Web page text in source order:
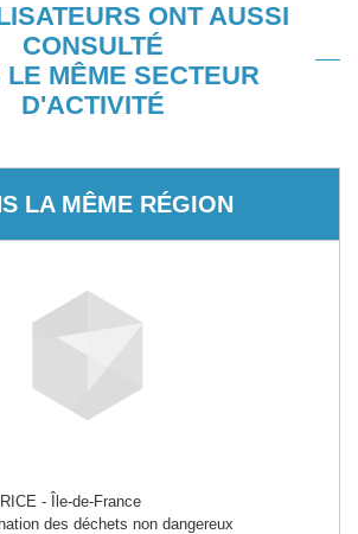
ONT AUSSI
CONSULTÉ
LE MÊME SECTEUR
D'ACTIVITÉ
LA MÊME RÉGION
- Île-de-France
des déchets non dangereux